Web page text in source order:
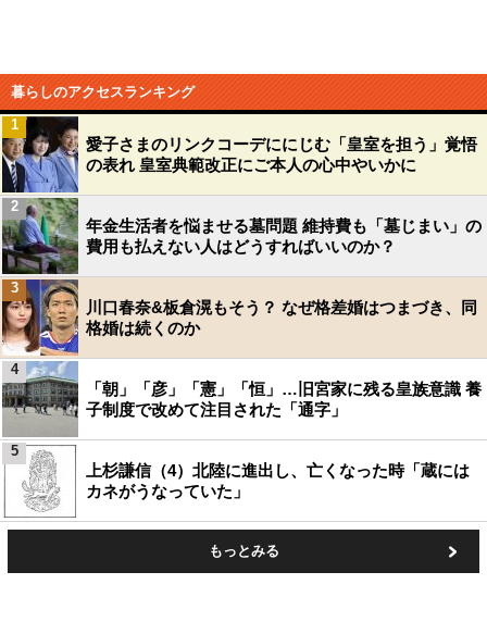
暮らしのアクセスランキング
愛子さまのリンクコーデににじむ「皇室を担う」覚悟
の表れ 皇室典範改正にご本人の心中やいかに
1
年金生活者を悩ませる墓問題 維持費も「墓じまい」の
費用も払えない人はどうすればいいのか？
2
川口春奈&板倉滉もそう？ なぜ格差婚はつまづき、同
格婚は続くのか
3
「朝」「彦」「憲」「恒」…旧宮家に残る皇族意識 養
子制度で改めて注目された「通字」
4
上杉謙信（4）北陸に進出し、亡くなった時「蔵には
カネがうなっていた」
5
もっとみる